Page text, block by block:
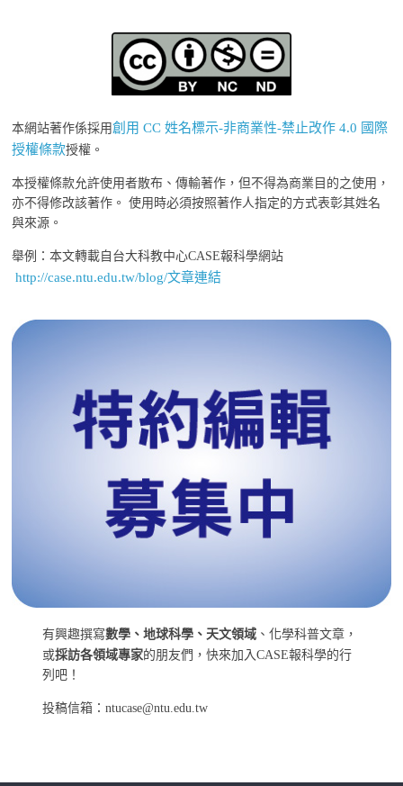
本網站著作係採用創用 CC 姓名標示-非商業性-禁止改作 4.0 國際
授權條款授權。
本授權條款允許使用者散布、傳輸著作，但不得為商業目的之使用，
亦不得修改該著作。 使用時必須按照著作人指定的方式表彰其姓名
與來源。
舉例：本文轉載自台大科教中心CASE報科學網站
http://case.ntu.edu.tw/blog/文章連結
有興趣撰寫數學、地球科學、天文領域 、化學科普文章，
或採訪各領域專家的朋友們，快來加入CASE報科學的行
列吧！
投稿信箱：ntucase@ntu.edu.tw